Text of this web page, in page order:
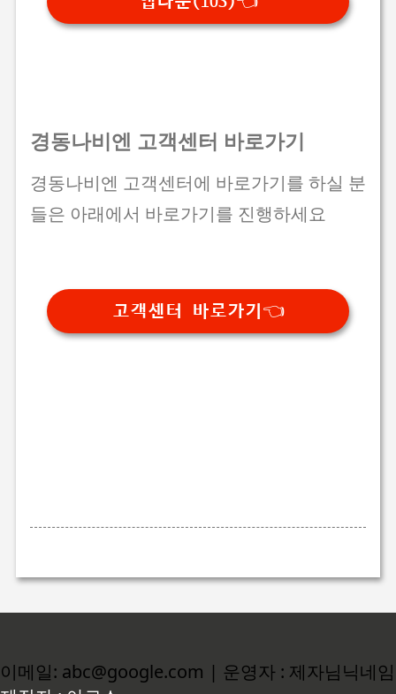
경동나비엔 고객센터 바로가기
경동나비엔 고객센터에 바로가기를 하실 분
들은 아래에서 바로가기를 진행하세요
고객센터 바로가기👈
이메일: abc@google.com | 운영자 : 제자님닉네임